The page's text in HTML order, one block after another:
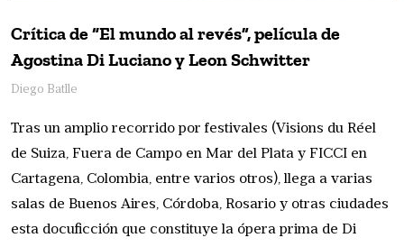
Crítica de “El mundo al revés”, película de
Agostina Di Luciano y Leon Schwitter
Diego Batlle
Tras un amplio recorrido por festivales (Visions du Réel
de Suiza, Fuera de Campo en Mar del Plata y FICCI en
Cartagena, Colombia, entre varios otros), llega a varias
salas de Buenos Aires, Córdoba, Rosario y otras ciudades
esta docuficción que constituye la ópera prima de Di